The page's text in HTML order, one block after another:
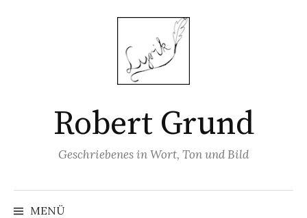
Robert Grund
Geschriebenes in Wort, Ton und Bild
MENÜ
Suchen